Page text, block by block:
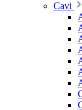
Cavi